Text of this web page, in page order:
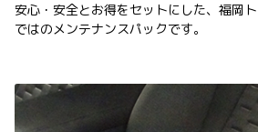
安心・安全とお得をセットにした、福岡
ではのメンテナンスパックです。